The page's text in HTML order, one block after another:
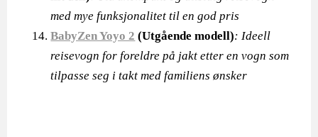
med mye funksjonalitet til en god pris
BabyZen Yoyo 2 (Utgående modell): Ideell
reisevogn for foreldre på jakt etter en vogn som
tilpasse seg i takt med familiens ønsker